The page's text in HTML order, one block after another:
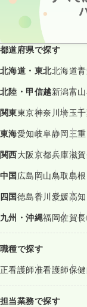
都道府県で探す
北海道・東北北海道
北陸・甲信越新潟富山
関東東京神奈川埼玉
東海愛知岐阜静岡三重
関西大阪京都兵庫滋賀
中国広島岡山鳥取島根
四国徳島香川愛媛高知
九州・沖縄福岡佐賀
職種で探す
正看護師准看護師保
担当業務で探す